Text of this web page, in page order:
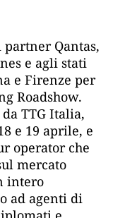
Qantas,
e agli stati
e Firenze per
Roadshow.
TTG Italia,
e 19 aprile, e
operator che
mercato
intero
ad agenti di